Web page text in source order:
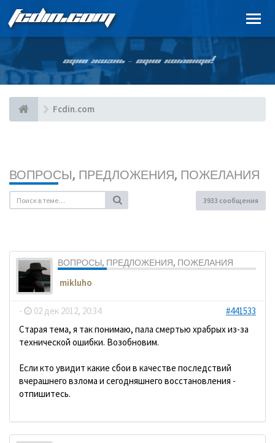
FCDIN.COM
ОДНА ЖИЗНЬ – ОДНА КОМАНДА!
Fcdin.com
ВОПРОСЫ, ПРЕДЛОЖЕНИЯ, ПОЖЕЛАНИЯ
3933 сообщения
ВОПРОСЫ, ПРЕДЛОЖЕНИЯ, ПОЖЕЛАНИЯ
mikluho
- 02 дек 2012, 20:34
#441533
Старая тема, я так понимаю, пала смертью храбрых из-за
технической ошибки. Возобновим.
Если кто увидит какие сбои в качестве последствий
вчерашнего взлома и сегодняшнего восстановления -
отпишитесь.